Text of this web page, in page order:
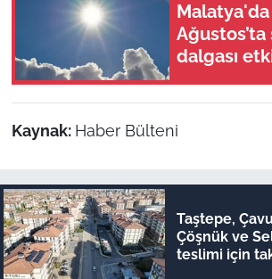
Ağustos’ta
dalgası
Kaynak: Haber Bülteni
Taştepe,
Çöşnük ve
teslimi için